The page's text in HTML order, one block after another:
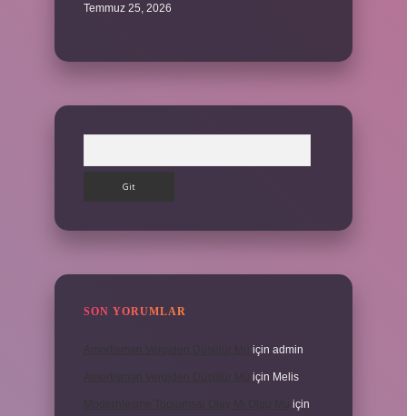
Temmuz 25, 2026
SON YORUMLAR
için admin
için Melis
için